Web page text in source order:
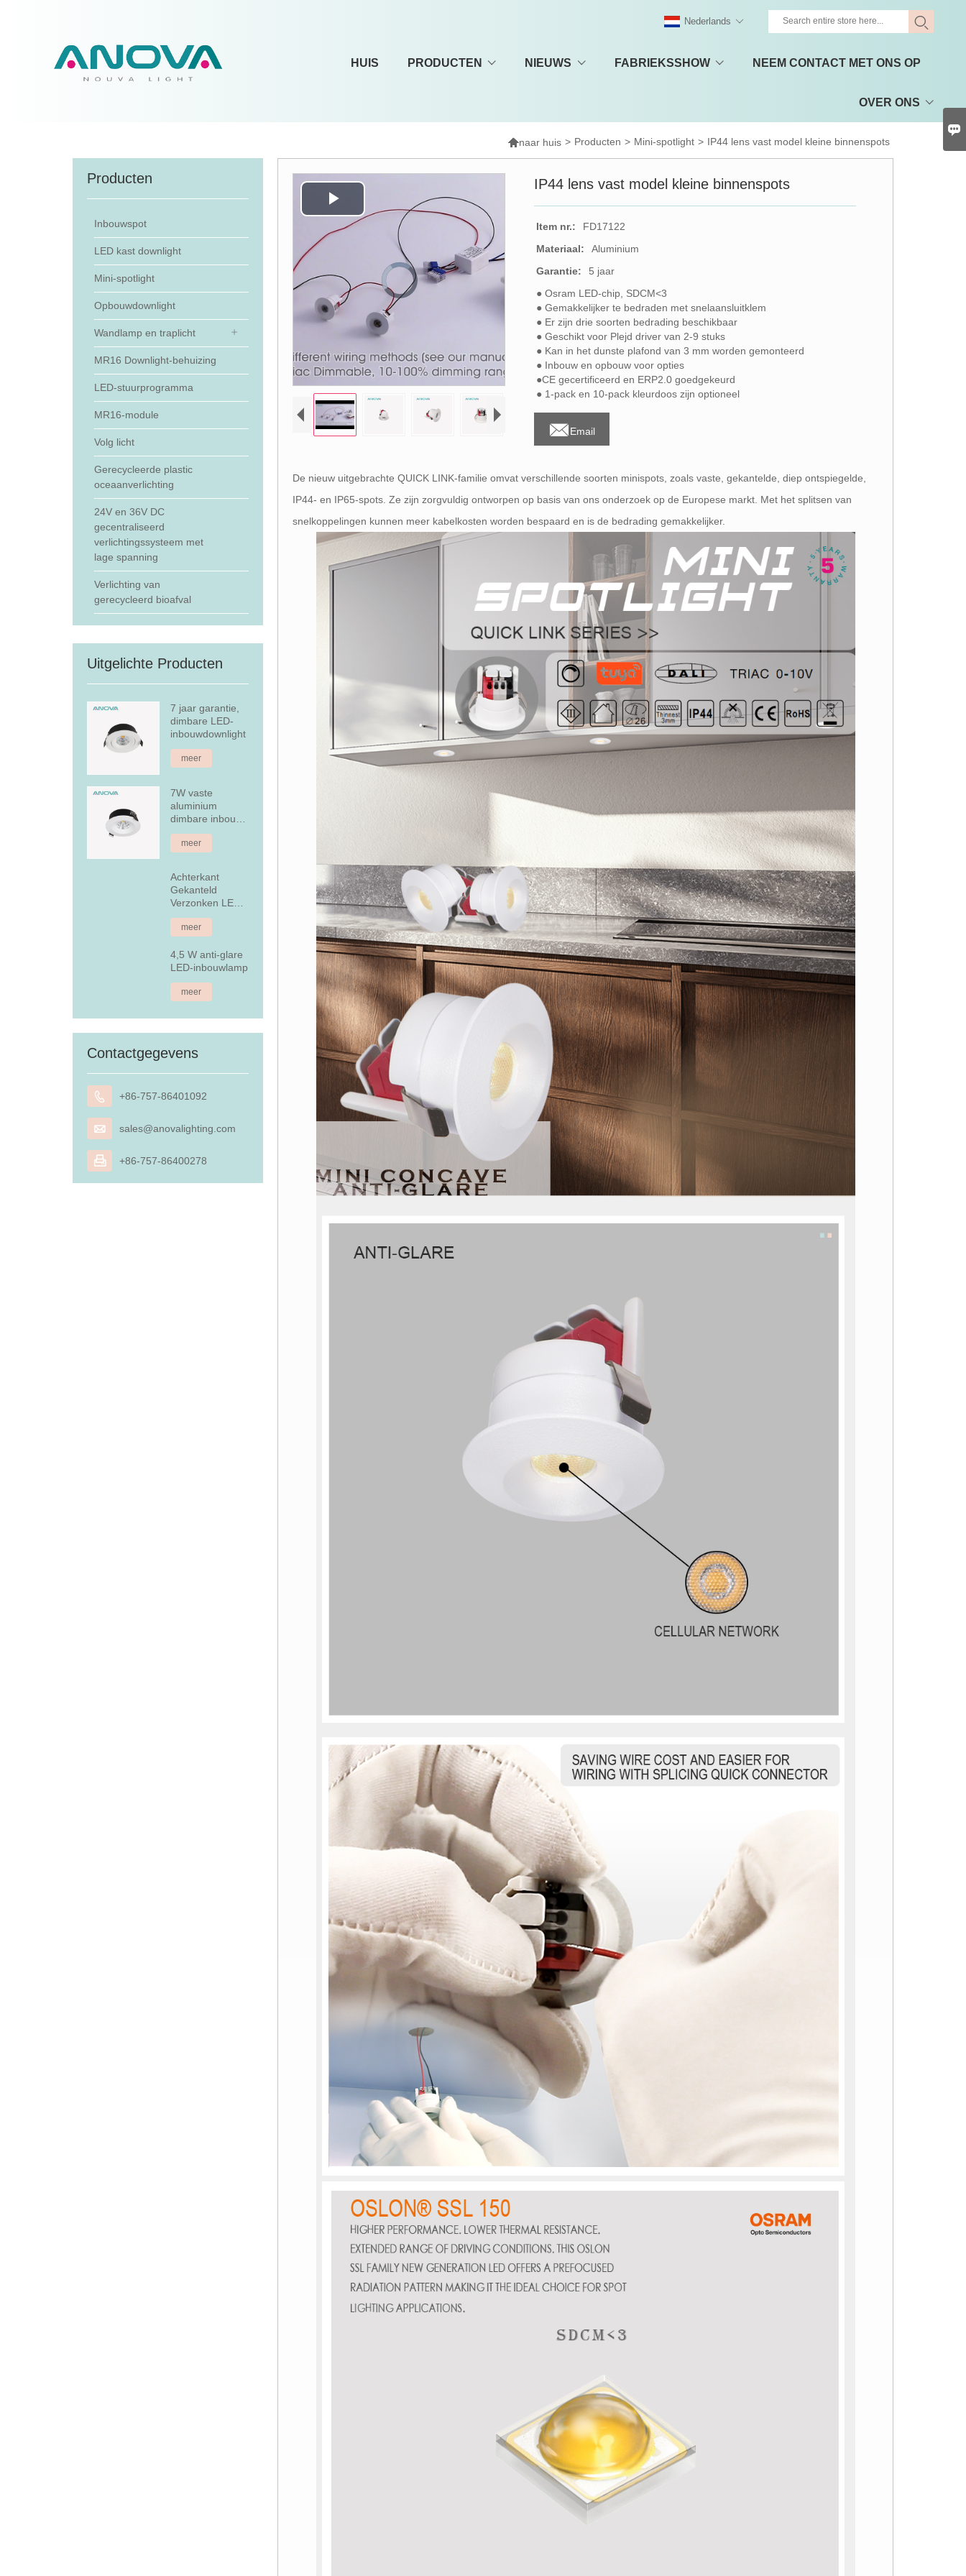
HUIS PRODUCTEN NIEUWS FABRIEKSSHOW NEEM CONTACT MET ONS OP
OVER ONS
Nederlands
naar huis > Producten > Mini-spotlight > IP44 lens vast model kleine binnenspots
Producten
Inbouwspot
LED kast downlight
Mini-spotlight
Opbouwdownlight
Wandlamp en traplicht
MR16 Downlight-behuizing
LED-stuurprogramma
MR16-module
Volg licht
Gerecycleerde plastic
oceaanverlichting
24V en 36V DC
gecentraliseerd
verlichtingssysteem met
lage spanning
Verlichting van
gerecycleerd bioafval
Uitgelichte Producten
7 jaar garantie,
dimbare LED-
inbouwdownlight
meer
7W vaste
aluminium
dimbare inbouw
LED-downlight
meer
Achterkant
Gekanteld
Verzonken LED-
downlight
meer
4,5 W anti-glare
LED-inbouwlamp
meer
Contactgegevens
 +86-757-86401092
 sales@anovalighting.com
 +86-757-86400278
Video
Player
is
loading.
Play
IP44 lens vast model kleine binnenspots
Item nr.:
FD17122
Materiaal:
Aluminium
Garantie:
5 jaar
● Osram LED-chip, SDCM<3
● Gemakkelijker te bedraden met snelaansluitklem
● Er zijn drie soorten bedrading beschikbaar
● Geschikt voor Plejd driver van 2-9 stuks
● Kan in het dunste plafond van 3 mm worden gemonteerd
● Inbouw en opbouw voor opties
●CE gecertificeerd en ERP2.0 goedgekeurd
● 1-pack en 10-pack kleurdoos zijn optioneel
Email
De nieuw uitgebrachte QUICK LINK-familie omvat verschillende soorten minispots, zoals vaste, gekantelde, diep ontspiegelde,
IP44- en IP65-spots. Ze zijn zorgvuldig ontworpen op basis van ons onderzoek op de Europese markt. Met het splitsen van
snelkoppelingen kunnen meer kabelkosten worden bespaard en is de bedrading gemakkelijker.
